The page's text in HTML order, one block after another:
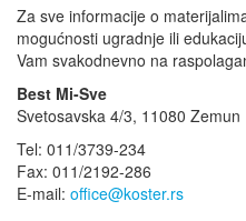
Za sve informacije o
mogućnosti ugradnje ili
Vam svakodnevno na
Best Mi-Sve
Svetosavska 4/3, 11080 Zemun
Tel: 011/3739-234
Fax: 011/2192-286
E-mail: office@koster.rs